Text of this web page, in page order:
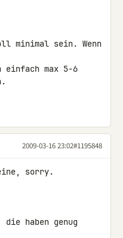
minimal sein. Wenn
einfach max 5-6
2009-03-16 23:02#1195848
sorry.
die haben genug